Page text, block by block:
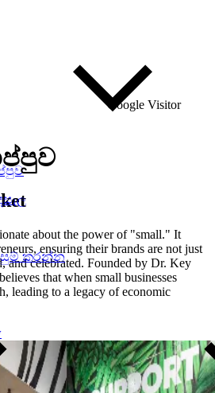
කරන්න
Google Visitor
about the power of "small." It
ensuring their brands are not just
and celebrated. Founded by Dr. Key
that when small businesses
leading to a legacy of economic